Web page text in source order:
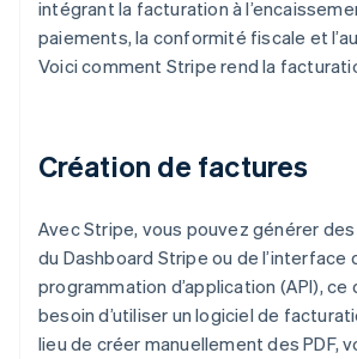
intégrant la facturation à
paiements, la conformité fiscale et
Voici comment Stripe rend la
Création de factures
Avec Stripe, vous pouvez générer
du Dashboard Stripe ou de l’interface
programmation d’application (API), ce
besoin d’utiliser un logiciel de
lieu de créer manuellement des PDF,